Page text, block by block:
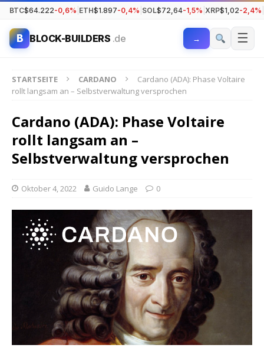
BTC$64.222-0,6% ETH$1.897-0,4% SOL$72,64-1,5% XRP$1,02-2,4%
B BLOCK-BUILDERS .de → ☰
STARTSEITE CARDANO
Cardano (ADA): Phase Voltaire
rollt langsam an – Selbstverwaltung versprochen
Cardano (ADA): Phase Voltaire
rollt langsam an –
Selbstverwaltung versprochen
Oktober 4, 2022 Guido Lange 0